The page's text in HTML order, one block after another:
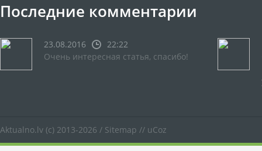
Последние комментарии
23.08.2016
22:22
Очень интересная статья, спасибо!
Aktualno.lv (c) 2013-2026 / Sitemap // uCoz